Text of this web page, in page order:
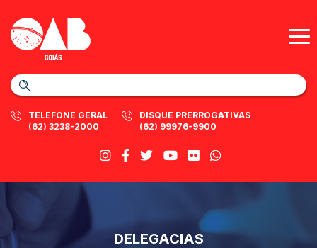
TELEFONE GERAL
(62) 3238-2000
DISQUE PRERROGATIVAS
(62) 99976-9900
DELEGACIAS